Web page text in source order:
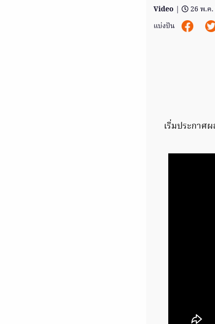
Video |
26 พ.ค.
แบ่งปัน
เริ่มประกาศ